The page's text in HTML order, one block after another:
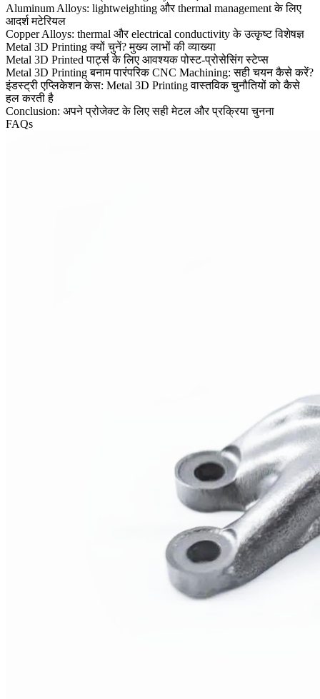
Aluminum Alloys: lightweighting और thermal management के लिए
आदर्श मटेरियल
Copper Alloys: thermal और electrical conductivity के उत्कृष्ट विशेषज्ञ
Metal 3D Printing क्यों चुनें? मुख्य लाभों की व्याख्या
Metal 3D Printed पार्ट्स के लिए आवश्यक पोस्ट-प्रोसेसिंग स्टेप्स
Metal 3D Printing बनाम पारंपरिक CNC Machining: सही चयन कैसे करें?
इंडस्ट्री एप्लिकेशन केस: Metal 3D Printing वास्तविक चुनौतियों को कैसे
हल करती है
Conclusion: अपने प्रोजेक्ट के लिए सही मेटल और प्रक्रिया चुनना
FAQs